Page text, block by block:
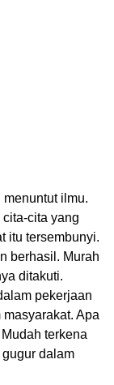
ilmu.
cita yang
itu tersembunyi.
berhasil. Murah
ditakuti.
pekerjaan
Apa
terkena
dalam